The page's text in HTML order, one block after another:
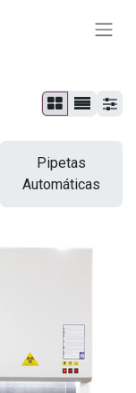
Pipetas
Automáticas